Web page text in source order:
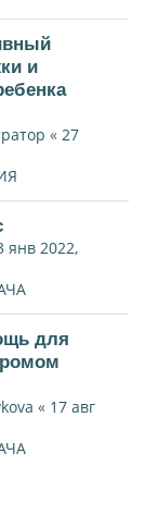
и
« 27
янв 2022,
для
« 17 авг